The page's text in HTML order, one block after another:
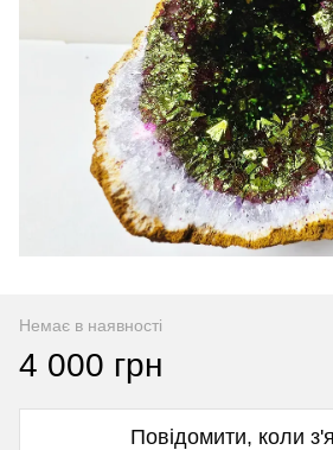
Немає в наявності
4 000 грн
Повідомити, коли